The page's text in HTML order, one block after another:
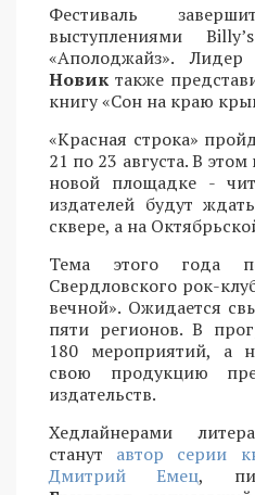
Фестиваль
выступлениями
«Аполоджайз».
Новик также
книгу «Сон на краю
«Красная строка»
21 по 23 августа. В
новой площадке -
издателей будут
сквере, а на
Тема этого года
Свердловского рок-
вечной». Ожидается
пяти регионов. В
180 мероприятий, а
свою продукцию
издательств.
Хедлайнерами
станут автор серии
Дмитрий Емец,